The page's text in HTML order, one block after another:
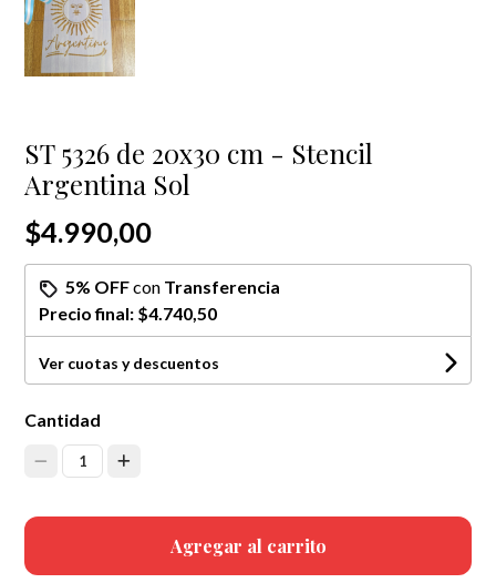
ST 5326 de 20x30 cm - Stencil
Argentina Sol
$4.990,00
5% OFFcon Transferencia
Precio final: $4.740,50
Ver cuotas y descuentos
Cantidad
1
Agregar al carrito